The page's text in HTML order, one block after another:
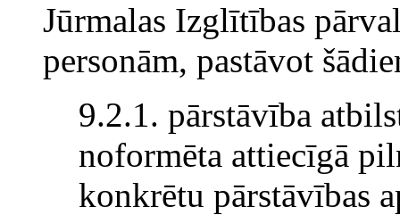
Jūrmalas Izglītības
personām, pastāvot
9.2.1. pārstāvība
noformēta attiecīgā
konkrētu pārstāvības